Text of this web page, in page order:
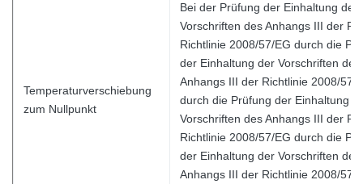
Temperaturverschiebung
zum Nullpunkt
Bei der Prüfung der Einhaltung
Vorschriften des Anhangs III der
Richtlinie 2008/57/EG durch die
der Einhaltung der Vorschriften
Anhangs III der Richtlinie 2008/57/
durch die Prüfung der Einhaltung
Vorschriften des Anhangs III der
Richtlinie 2008/57/EG durch die
der Einhaltung der Vorschriften
Anhangs III der Richtlinie 2008/57/